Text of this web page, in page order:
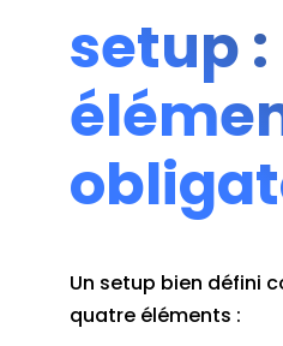
setup :
Un setup bien défini
quatre éléments :